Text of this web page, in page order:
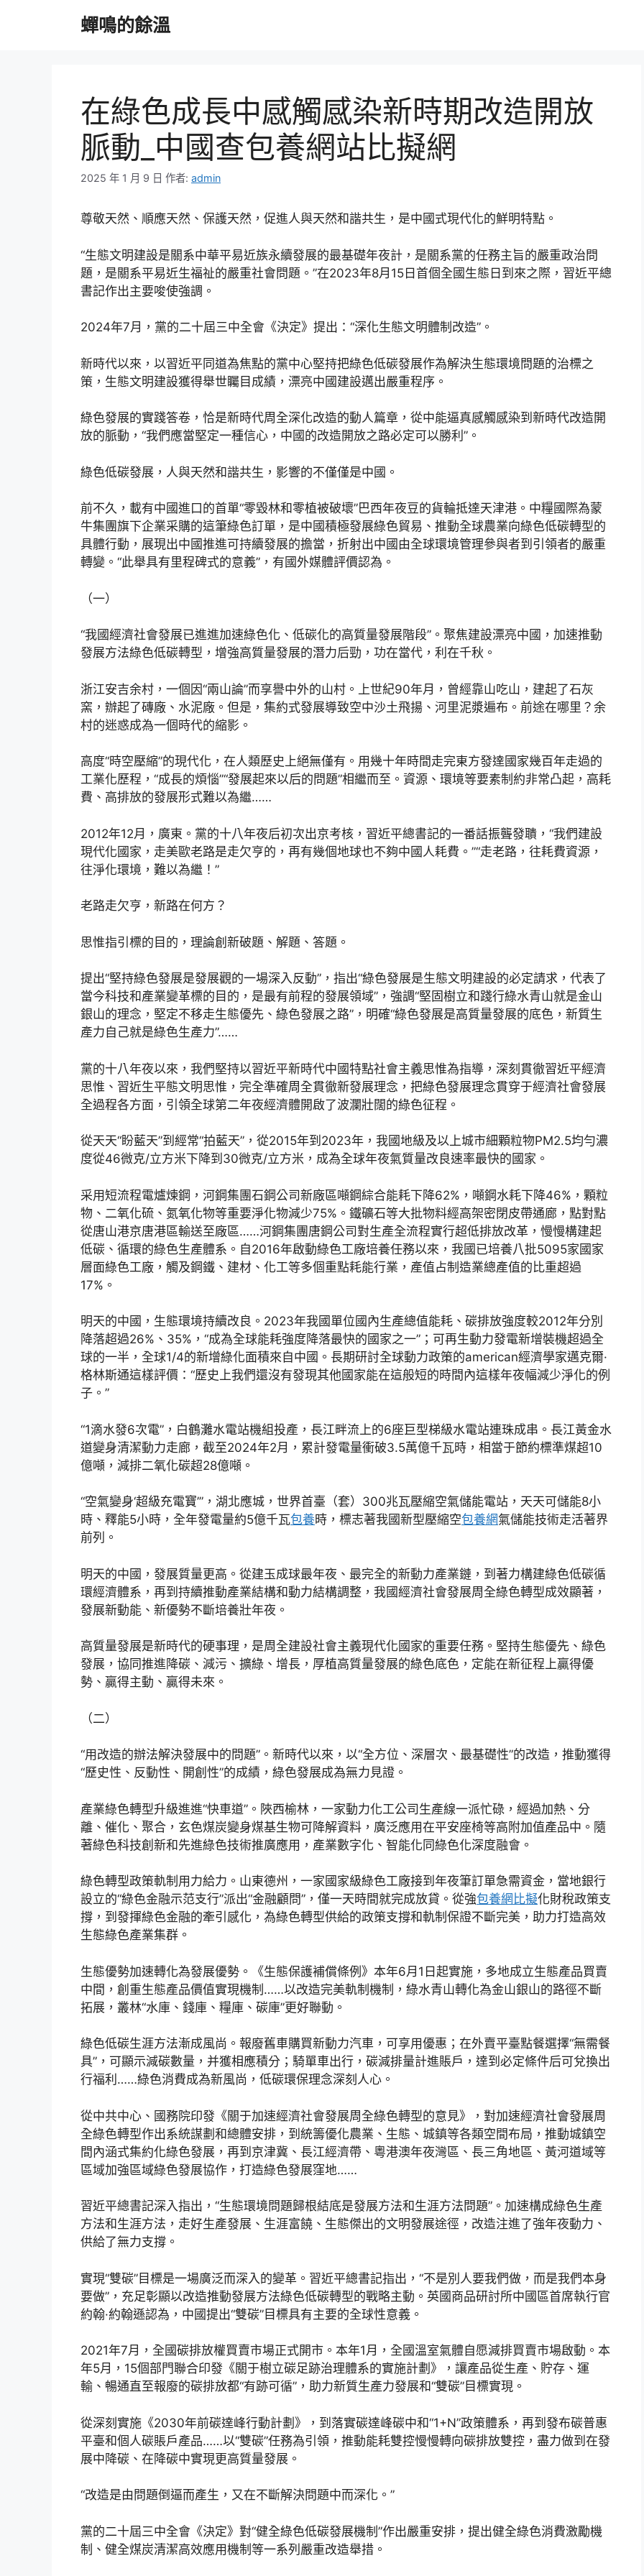
蟬鳴的餘溫
在綠色成長中感觸感染新時期改造開放
脈動_中國查包養網站比擬網
2025 年 1 月 9 日 作者: admin
尊敬天然、順應天然、保護天然，促進人與天然和諧共生，是中國式現代化的鮮明特點。
“生態文明建設是關系中華平易近族永續發展的最基礎年夜計，是關系黨的任務主旨的嚴重政治問
題，是關系平易近生福祉的嚴重社會問題。”在2023年8月15日首個全國生態日到來之際，習近平總
書記作出主要唆使強調。
2024年7月，黨的二十屆三中全會《決定》提出：“深化生態文明體制改造”。
新時代以來，以習近平同道為焦點的黨中心堅持把綠色低碳發展作為解決生態環境問題的治標之
策，生態文明建設獲得舉世矚目成績，漂亮中國建設邁出嚴重程序。
綠色發展的實踐答卷，恰是新時代周全深化改造的動人篇章，從中能逼真感觸感染到新時代改造開
放的脈動，“我們應當堅定一種信心，中國的改造開放之路必定可以勝利”。
綠色低碳發展，人與天然和諧共生，影響的不僅僅是中國。
前不久，載有中國進口的首單“零毀林和零植被破壞”巴西年夜豆的貨輪抵達天津港。中糧國際為蒙
牛集團旗下企業采購的這筆綠色訂單，是中國積極發展綠色貿易、推動全球農業向綠色低碳轉型的
具體行動，展現出中國推進可持續發展的擔當，折射出中國由全球環境管理參與者到引領者的嚴重
轉變。“此舉具有里程碑式的意義”，有國外媒體評價認為。
（一）
“我國經濟社會發展已進進加速綠色化、低碳化的高質量發展階段”。聚焦建設漂亮中國，加速推動
發展方法綠色低碳轉型，增強高質量發展的潛力后勁，功在當代，利在千秋。
浙江安吉余村，一個因“兩山論”而享譽中外的山村。上世紀90年月，曾經靠山吃山，建起了石灰
窯，辦起了磚廠、水泥廠。但是，集約式發展導致空中沙土飛揚、河里泥漿遍布。前途在哪里？余
村的迷惑成為一個時代的縮影。
高度“時空壓縮”的現代化，在人類歷史上絕無僅有。用幾十年時間走完東方發達國家幾百年走過的
工業化歷程，“成長的煩惱”“發展起來以后的問題”相繼而至。資源、環境等要素制約非常凸起，高耗
費、高排放的發展形式難以為繼……
2012年12月，廣東。黨的十八年夜后初次出京考核，習近平總書記的一番話振聾發聵，“我們建設
現代化國家，走美歐老路是走欠亨的，再有幾個地球也不夠中國人耗費。”“走老路，往耗費資源，
往淨化環境，難以為繼！”
老路走欠亨，新路在何方？
思惟指引標的目的，理論創新破題、解題、答題。
提出“堅持綠色發展是發展觀的一場深入反動”，指出“綠色發展是生態文明建設的必定請求，代表了
當今科技和產業變革標的目的，是最有前程的發展領域”，強調“堅固樹立和踐行綠水青山就是金山
銀山的理念，堅定不移走生態優先、綠色發展之路”，明確“綠色發展是高質量發展的底色，新質生
產力自己就是綠色生產力”……
黨的十八年夜以來，我們堅持以習近平新時代中國特點社會主義思惟為指導，深刻貫徹習近平經濟
思惟、習近生平態文明思惟，完全準確周全貫徹新發展理念，把綠色發展理念貫穿于經濟社會發展
全過程各方面，引領全球第二年夜經濟體開啟了波瀾壯闊的綠色征程。
從天天“盼藍天”到經常“拍藍天”，從2015年到2023年，我國地級及以上城市細顆粒物PM2.5均勻濃
度從46微克/立方米下降到30微克/立方米，成為全球年夜氣質量改良速率最快的國家。
采用短流程電爐煉鋼，河鋼集團石鋼公司新廠區噸鋼綜合能耗下降62%，噸鋼水耗下降46%，顆粒
物、二氧化硫、氮氧化物等重要淨化物減少75%。鐵礦石等大批物料經高架密閉皮帶通廊，點對點
從唐山港京唐港區輸送至廠區……河鋼集團唐鋼公司對生產全流程實行超低排放改革，慢慢構建起
低碳、循環的綠色生產體系。自2016年啟動綠色工廠培養任務以來，我國已培養八批5095家國家
層面綠色工廠，觸及鋼鐵、建材、化工等多個重點耗能行業，產值占制造業總產值的比重超過
17%。
明天的中國，生態環境持續改良。2023年我國單位國內生產總值能耗、碳排放強度較2012年分別
降落超過26%、35%，“成為全球能耗強度降落最快的國家之一”；可再生動力發電新增裝機超過全
球的一半，全球1/4的新增綠化面積來自中國。長期研討全球動力政策的american經濟學家邁克爾·
格林斯通這樣評價：“歷史上我們還沒有發現其他國家能在這般短的時間內這樣年夜幅減少淨化的例
子。”
“1滴水發6次電”，白鶴灘水電站機組投產，長江畔流上的6座巨型梯級水電站連珠成串。長江黃金水
道變身清潔動力走廊，截至2024年2月，累計發電量衝破3.5萬億千瓦時，相當于節約標準煤超10
億噸，減排二氧化碳超28億噸。
“空氣變身‘超級充電寶’”，湖北應城，世界首臺（套）300兆瓦壓縮空氣儲能電站，天天可儲能8小
時、釋能5小時，全年發電量約5億千瓦包養時，標志著我國新型壓縮空包養網氣儲能技術走活著界
前列。
明天的中國，發展質量更高。從建玉成球最年夜、最完全的新動力產業鏈，到著力構建綠色低碳循
環經濟體系，再到持續推動產業結構和動力結構調整，我國經濟社會發展周全綠色轉型成效顯著，
發展新動能、新優勢不斷培養壯年夜。
高質量發展是新時代的硬事理，是周全建設社會主義現代化國家的重要任務。堅持生態優先、綠色
發展，協同推進降碳、減污、擴綠、增長，厚植高質量發展的綠色底色，定能在新征程上贏得優
勢、贏得主動、贏得未來。
（二）
“用改造的辦法解決發展中的問題”。新時代以來，以“全方位、深層次、最基礎性”的改造，推動獲得
“歷史性、反動性、開創性”的成績，綠色發展成為無力見證。
產業綠色轉型升級進進“快車道”。陜西榆林，一家動力化工公司生產線一派忙碌，經過加熱、分
離、催化、聚合，玄色煤炭變身煤基生物可降解資料，廣泛應用在平安座椅等高附加值產品中。隨
著綠色科技創新和先進綠色技術推廣應用，產業數字化、智能化同綠色化深度融會。
綠色轉型政策軌制用力給力。山東德州，一家國家級綠色工廠接到年夜筆訂單急需資金，當地銀行
設立的“綠色金融示范支行”派出“金融顧問”，僅一天時間就完成放貸。從強包養網比擬化財稅政策支
撐，到發揮綠色金融的牽引感化，為綠色轉型供給的政策支撐和軌制保證不斷完美，助力打造高效
生態綠色產業集群。
生態優勢加速轉化為發展優勢。《生態保護補償條例》本年6月1日起實施，多地成立生態產品買賣
中間，創重生態產品價值實現機制……以改造完美軌制機制，綠水青山轉化為金山銀山的路徑不斷
拓展，叢林“水庫、錢庫、糧庫、碳庫”更好聯動。
綠色低碳生涯方法漸成風尚。報廢舊車購買新動力汽車，可享用優惠；在外賣平臺點餐選擇“無需餐
具”，可顯示減碳數量，并獲相應積分；騎單車出行，碳減排量計進賬戶，達到必定條件后可兌換出
行福利……綠色消費成為新風尚，低碳環保理念深刻人心。
從中共中心、國務院印發《關于加速經濟社會發展周全綠色轉型的意見》，對加速經濟社會發展周
全綠色轉型作出系統謀劃和總體安排，到統籌優化農業、生態、城鎮等各類空間布局，推動城鎮空
間內涵式集約化綠色發展，再到京津冀、長江經濟帶、粵港澳年夜灣區、長三角地區、黃河道域等
區域加強區域綠色發展協作，打造綠色發展窪地……
習近平總書記深入指出，“生態環境問題歸根結底是發展方法和生涯方法問題”。加速構成綠色生產
方法和生涯方法，走好生產發展、生涯富饒、生態傑出的文明發展途徑，改造注進了強年夜動力、
供給了無力支撐。
實現“雙碳”目標是一場廣泛而深入的變革。習近平總書記指出，“不是別人要我們做，而是我們本身
要做”，充足彰顯以改造推動發展方法綠色低碳轉型的戰略主動。英國商品研討所中國區首席執行官
約翰·約翰遜認為，中國提出“雙碳”目標具有主要的全球性意義。
2021年7月，全國碳排放權買賣市場正式開市。本年1月，全國溫室氣體自愿減排買賣市場啟動。本
年5月，15個部門聯合印發《關于樹立碳足跡治理體系的實施計劃》，讓產品從生產、貯存、運
輸、暢通直至報廢的碳排放都“有跡可循”，助力新質生產力發展和“雙碳”目標實現。
從深刻實施《2030年前碳達峰行動計劃》，到落實碳達峰碳中和“1+N”政策體系，再到發布碳普惠
平臺和個人碳賬戶產品……以“雙碳”任務為引領，推動能耗雙控慢慢轉向碳排放雙控，盡力做到在發
展中降碳、在降碳中實現更高質量發展。
“改造是由問題倒逼而產生，又在不斷解決問題中而深化。”
黨的二十屆三中全會《決定》對“健全綠色低碳發展機制”作出嚴重安排，提出健全綠色消費激勵機
制、健全煤炭清潔高效應用機制等一系列嚴重改造舉措。